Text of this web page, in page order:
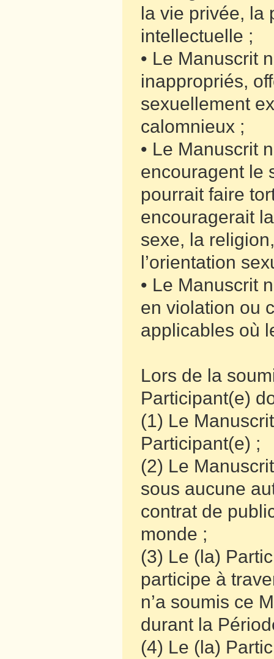
la vie privée, la
intellectuelle ;
• Le Manuscrit
inappropriés,
sexuellement
calomnieux ;
• Le Manuscrit
encouragent le
pourrait faire
encouragerait
sexe, la
l’orientation
• Le Manuscrit
en violation ou
applicables où
Lors de la
Participant(e)
(1) Le
Participant(e) ;
(2) Le
sous aucune
contrat de
monde ;
(3) Le (la)
participe à
n’a soumis ce
durant la
(4) Le (la)